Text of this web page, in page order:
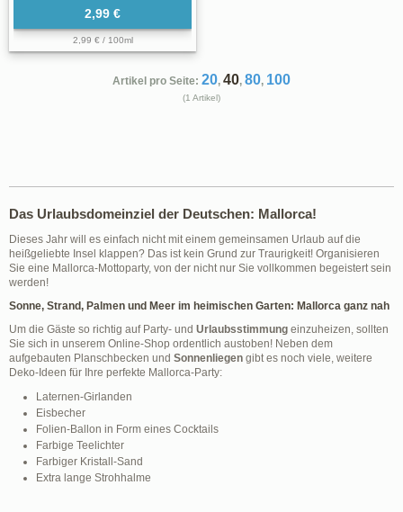
2,99 €
2,99 € / 100ml
Artikel pro Seite: 20, 40, 80, 100
(1 Artikel)
Das Urlaubsdomeinziel der Deutschen: Mallorca!
Dieses Jahr will es einfach nicht mit einem gemeinsamen Urlaub auf die
heißgeliebte Insel klappen? Das ist kein Grund zur Traurigkeit! Organisieren
Sie eine Mallorca-Mottoparty, von der nicht nur Sie vollkommen begeistert sein
werden!
Sonne, Strand, Palmen und Meer im heimischen Garten: Mallorca ganz nah
Um die Gäste so richtig auf Party- und Urlaubsstimmung einzuheizen, sollten
Sie sich in unserem Online-Shop ordentlich austoben! Neben dem
aufgebauten Planschbecken und Sonnenliegen gibt es noch viele, weitere
Deko-Ideen für Ihre perfekte Mallorca-Party:
Laternen-Girlanden
Eisbecher
Folien-Ballon in Form eines Cocktails
Farbige Teelichter
Farbiger Kristall-Sand
Extra lange Strohhalme